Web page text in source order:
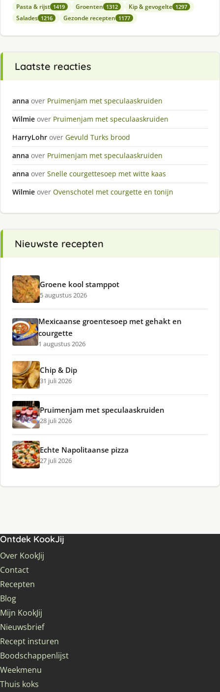
Pasta & rijst 1419 Groenten 1312 Kip & gevogelte 1297
Salades 1216 Gezonde recepten 1177
Laatste reacties
anna over Pruimenjam met speculaaskruiden
Wilmie over Pruimenjam met speculaaskruiden
HarryLohr over Gevuld Turks brood
anna over Pruimenjam met speculaaskruiden
anna over Snelle courgettesoep met witte kaas
Wilmie over Ovenschotel met courgette en tonijn
Nieuwste recepten
Groene kool stamppot
5 augustus 2026
Mexicaanse groentesoep met gehakt en
courgette
1 augustus 2026
Chip & Dip
31 juli 2026
Pruimenjam met speculaaskruiden
28 juli 2026
Echte Napolitaanse pizza
27 juli 2026
Ontdek KookJij
Over KookJij
Contact
Recepten
Blog
Mijn KookJij
Nieuwsbrief
Recept insturen
Boodschappenlijst
Weekmenu
Thuis koks